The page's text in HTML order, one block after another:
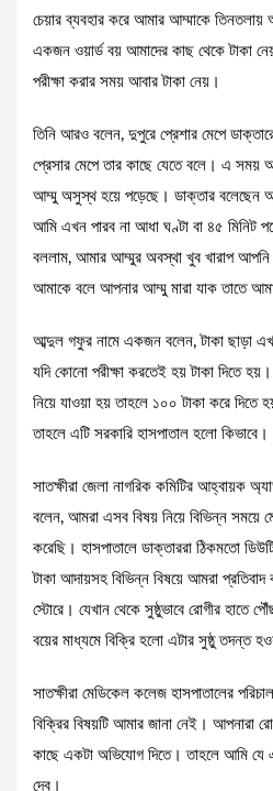
চেয়ার ব্যবহার করে আমার আম্মাকে তিনতলায়
একজন ওয়ার্ড বয় আমাদের কাছ থেকে টাকা
পরীক্ষা করার সময় আবার টাকা নেয়।
তিনি আরও বলেন, দুপুরে প্রেশার মেপে
প্রেসার মেপে তার কাছে যেতে বলে। এ সময়
আম্মু অসুস্থ হয়ে পড়েছে। ডাক্তার বলেছেন
আমি এখন পারব না আধা ঘণ্টা বা ৪৫ মিনিট
বললাম, আমার আম্মুর অবস্থা খুব খারাপ
আমাকে বলে আপনার আম্মু মারা যাক তাতে
আব্দুল গফুর নামে একজন বলেন, টাকা ছাড়া
যদি কোনো পরীক্ষা করতেই হয় টাকা দিতে
নিয়ে যাওয়া হয় তাহলে ১০০ টাকা করে দিতে
তাহলে এটি সরকারি হাসপাতাল হলো কিভাবে।
সাতক্ষীরা জেলা নাগরিক কমিটির আহ্বায়ক
বলেন, আমরা এসব বিষয় নিয়ে বিভিন্ন সময়ে
করেছি। হাসপাতালে ডাক্তাররা ঠিকমতো
টাকা আদায়সহ বিভিন্ন বিষয়ে আমরা
স্টোরে। যেখান থেকে সুষ্ঠুভাবে রোগীর হাতে
বয়ের মাধ্যমে বিক্রি হলো এটার সুষ্ঠু তদন্ত
সাতক্ষীরা মেডিকেল কলেজ হাসপাতালের
বিক্রির বিষয়টি আমার জানা নেই। আপনারা
কাছে একটা অভিযোগ দিতে। তাহলে আমি
দেব।